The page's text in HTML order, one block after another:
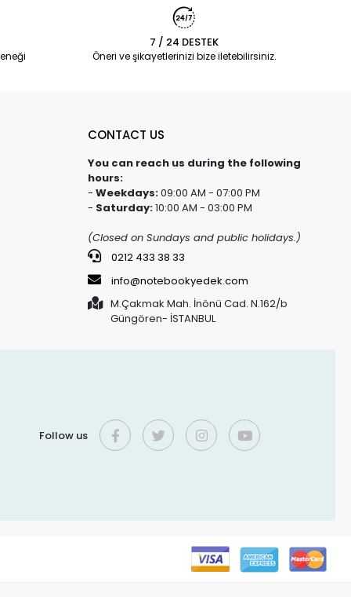
7 / 24 DESTEK
Öneri ve şikayetlerinizi bize iletebilirsiniz.
CONTACT US
You can reach us during the following
hours:
- Weekdays:09:00 AM - 07:00 PM
- Saturday:10:00 AM - 03:00 PM
(Closed on Sundays and public holidays.)
0212 433 38 33
info@notebookyedek.com
M.Çakmak Mah. İnönü Cad. N.162/b
Güngören- İSTANBUL
Follow us